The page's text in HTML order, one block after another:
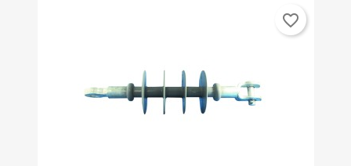
favorite_border